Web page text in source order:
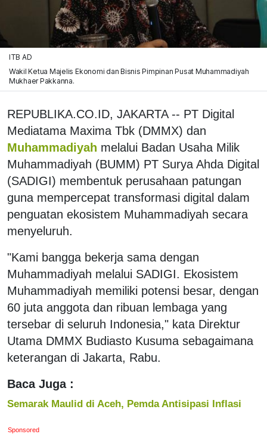
ITB AD
Wakil Ketua Majelis Ekonomi dan Bisnis Pimpinan Pusat Muhammadiyah
Mukhaer Pakkanna.
REPUBLIKA.CO.ID, JAKARTA -- PT Digital
Mediatama Maxima Tbk (DMMX) dan
Muhammadiyah melalui Badan Usaha Milik
Muhammadiyah (BUMM) PT Surya Ahda Digital
(SADIGI) membentuk perusahaan patungan
guna mempercepat transformasi digital dalam
penguatan ekosistem Muhammadiyah secara
menyeluruh.
"Kami bangga bekerja sama dengan
Muhammadiyah melalui SADIGI. Ekosistem
Muhammadiyah memiliki potensi besar, dengan
60 juta anggota dan ribuan lembaga yang
tersebar di seluruh Indonesia," kata Direktur
Utama DMMX Budiasto Kusuma sebagaimana
keterangan di Jakarta, Rabu.
Baca Juga :
Semarak Maulid di Aceh, Pemda Antisipasi Inflasi
Sponsored